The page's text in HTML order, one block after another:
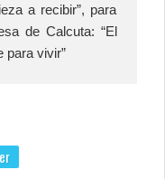
a recibir”, para
de Calcuta: “El
para vivir”